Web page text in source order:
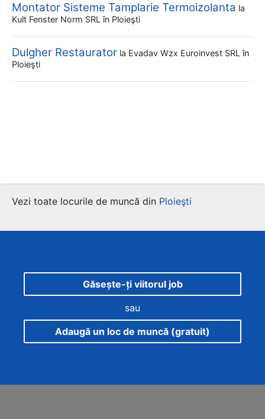
Montator Sisteme Tamplarie Termoizolanta la
Kult Fenster Norm SRL în Ploieşti
Dulgher Restaurator la Evadav Wzx Euroinvest SRL în
Ploieşti
Vezi toate locurile de muncă din Ploieşti
Găsește-ți viitorul job
sau
Adaugă un loc de muncă (gratuit)